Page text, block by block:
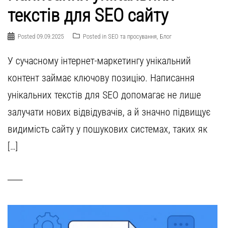
текстів для SEO сайту
Posted 09.09.2025 Posted in SEO та просування, Блог
У сучасному інтернет-маркетингу унікальний
контент займає ключову позицію. Написання
унікальних текстів для SEO допомагає не лише
залучати нових відвідувачів, а й значно підвищує
видимість сайту у пошукових системах, таких як
[…]